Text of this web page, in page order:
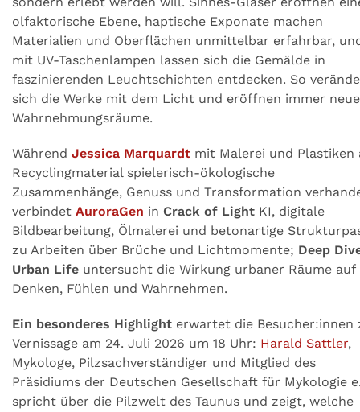
olfaktorische Ebene, haptische Exponate machen
Materialien und Oberflächen unmittelbar erfahrbar,
mit UV-Taschenlampen lassen sich die Gemälde in
faszinierenden Leuchtschichten entdecken. So
sich die Werke mit dem Licht und eröffnen immer neue
Wahrnehmungsräume.
Während Jessica Marquardt mit Malerei und Plastiken
Recyclingmaterial spielerisch-ökologische
Zusammenhänge, Genuss und Transformation
verbindet AuroraGen in Crack of Light KI, digitale
Bildbearbeitung, Ölmalerei und betonartige
zu Arbeiten über Brüche und Lichtmomente; Deep
Urban Life untersucht die Wirkung urbaner Räume auf
Denken, Fühlen und Wahrnehmen.
Ein besonderes Highlight erwartet die Besucher:innen
Vernissage am 24. Juli 2026 um 18 Uhr: Harald Sattler,
Mykologe, Pilzsachverständiger und Mitglied des
Präsidiums der Deutschen Gesellschaft für Mykologie
spricht über die Pilzwelt des Taunus und zeigt, welche